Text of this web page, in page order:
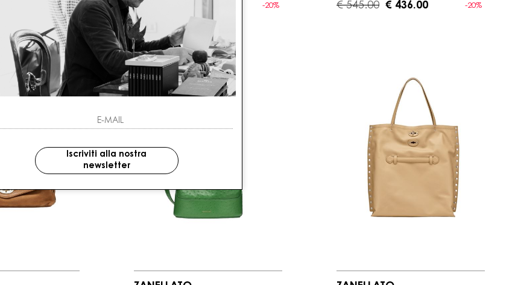
-20% € 650.00 -20% € 545.00 -20%
€ 436.00
Iscriviti alla nostra
newsletter